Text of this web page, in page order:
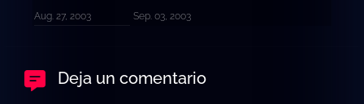
Aug. 27, 2003 Sep. 03, 2003
Deja un comentario